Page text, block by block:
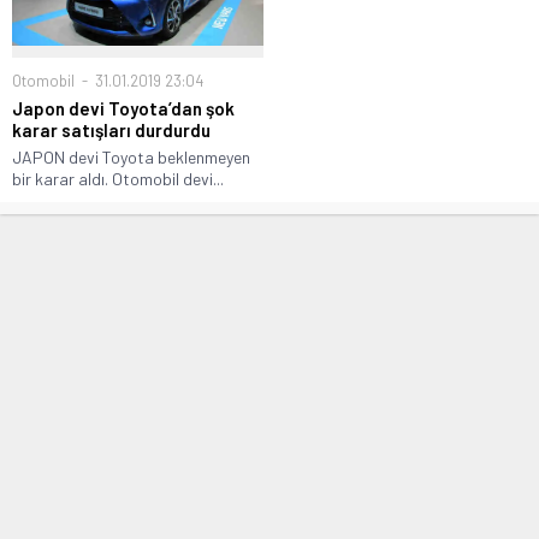
Otomobil 31.01.2019 23:04
Japon devi Toyota’dan şok
karar satışları durdurdu
JAPON devi Toyota beklenmeyen
bir karar aldı. Otomobil devi...